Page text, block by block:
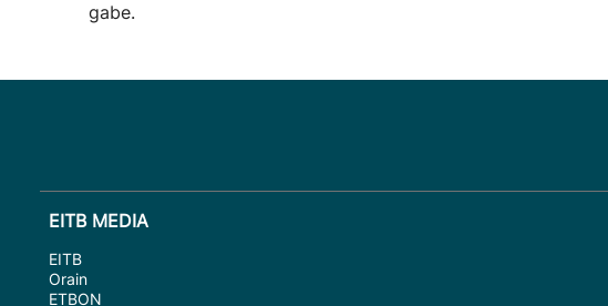
gabe.
EITB MEDIA
EITB
Orain
ETBON